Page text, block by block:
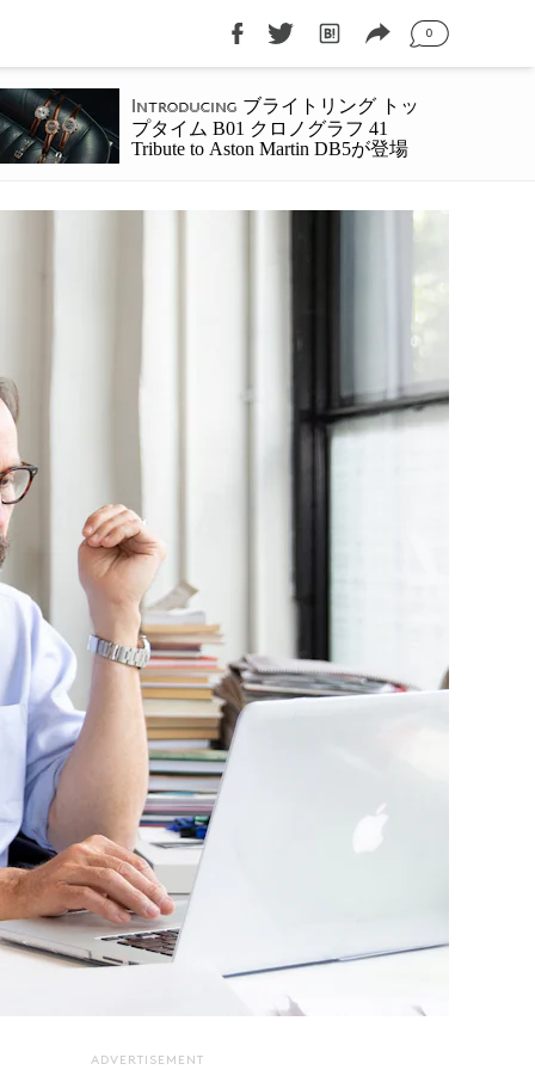
0
Introducing ブライトリング トッ
プタイム B01 クロノグラフ 41
Tribute to Aston Martin DB5が登場
ADVERTISEMENT